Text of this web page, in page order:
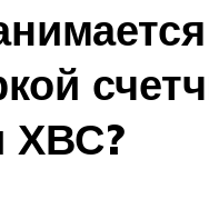
ХВС?